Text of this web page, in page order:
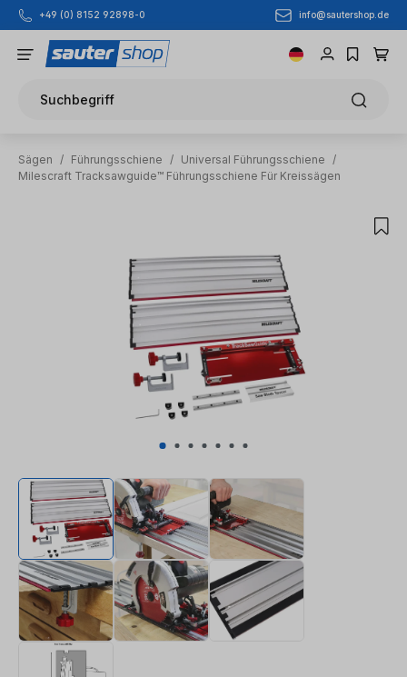
Zum Hauptinhalt springen
+49 (0) 8152 92898-0 info@sautershop.de
Suchbegriff
Sägen / Führungsschiene / Universal Führungsschiene
/
Milescraft Tracksawguide™ Führungsschiene Für Kreissägen